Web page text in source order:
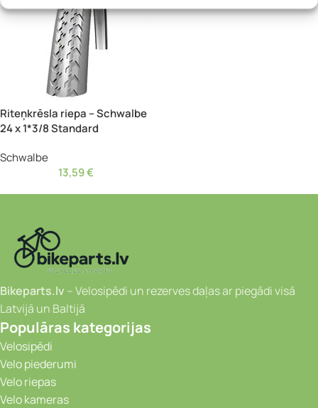
Riteņkrēsla riepa – Schwalbe
24 x 1*3/8 Standard
Schwalbe
13,59€
Bikeparts.lv – Velosipēdi un rezerves daļas ar piegādi visā
Latvijā un Baltijā
Populāras kategorijas
Velosipēdi
Velo piederumi
Velo riepas
Velo kameras